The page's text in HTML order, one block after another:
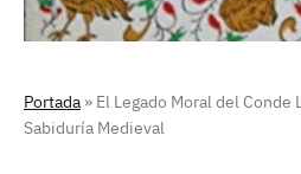
Portada » El Legado Moral del Conde
Sabiduría Medieval